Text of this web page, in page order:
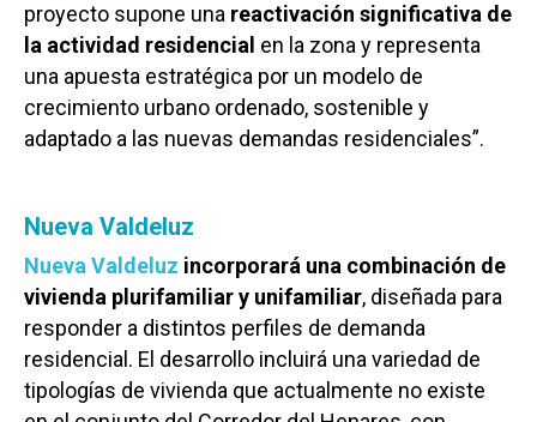
proyecto supone una reactivación significativa de
la actividad residencial en la zona y representa
una apuesta estratégica por un modelo de
crecimiento urbano ordenado, sostenible y
adaptado a las nuevas demandas residenciales”.
Nueva Valdeluz
Nueva Valdeluz incorporará una combinación de
vivienda plurifamiliar y unifamiliar, diseñada para
responder a distintos perfiles de demanda
residencial. El desarrollo incluirá una variedad de
tipologías de vivienda que actualmente no existe